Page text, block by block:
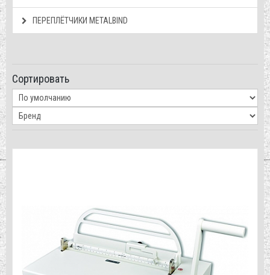
ПЕРЕПЛЁТЧИКИ METALBIND
Сортировать